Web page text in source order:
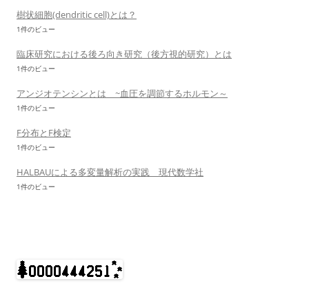
樹状細胞(dendritic cell)とは？
1件のビュー
臨床研究における後ろ向き研究（後方視的研究）とは
1件のビュー
アンジオテンシンとは ~血圧を調節するホルモン～
1件のビュー
F分布とF検定
1件のビュー
HALBAUによる多変量解析の実践 現代数学社
1件のビュー